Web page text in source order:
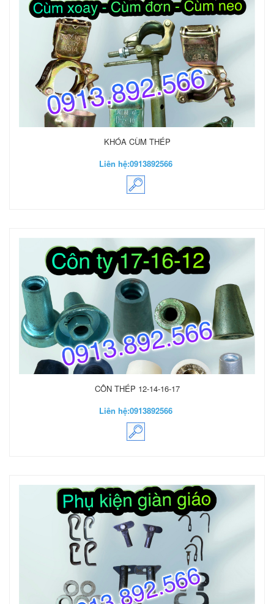
KHÓA CÙM THÉP
Liên hệ:0913892566
CÔN THÉP 12-14-16-17
Liên hệ:0913892566